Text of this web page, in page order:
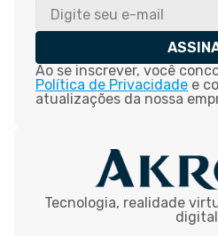
Ao se inscrever, você
Política de Privacidade e
atualizações da nossa
Tecnologia, realidade